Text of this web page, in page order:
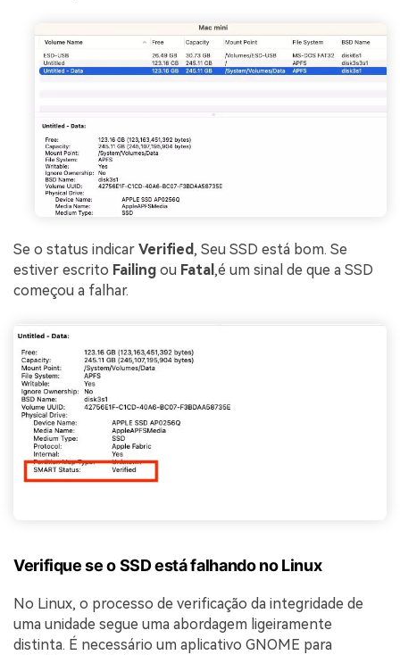
Se o status indicar Verified, Seu SSD está bom. Se
estiver escrito Failing ou Fatal ,é um sinal de que a SSD
começou a falhar.
Verifique se o SSD está falhando no Linux
No Linux, o processo de verificação da integridade de
uma unidade segue uma abordagem ligeiramente
distinta. É necessário um aplicativo GNOME para